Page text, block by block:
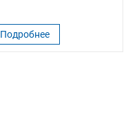
Подробнее